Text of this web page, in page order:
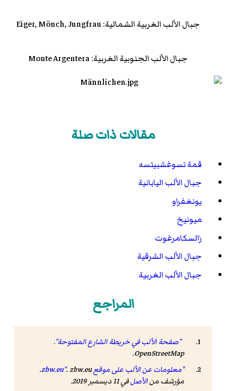
جبال الألب الغربية الشمالية: Eiger, Mönch, Jungfrau
جبال الألب الجنوبية الغربية: Monte Argentera
مقالات ذات صلة
قمة تسوغشبيتسه
جبال الألب اليابانية
يونغفراو
ميونيخ
زالسكامرغوت
جبال الألب الشرقية
جبال الألب الغربية
المراجع
"صفحة الألب في خريطة الشارع المفتوحة".
OpenStreetMap
.
"معلومات عن الألب على موقع zbw.eu"
. zbw.eu.
مؤرشف منالأصلفي 11 ديسمبر 2019.